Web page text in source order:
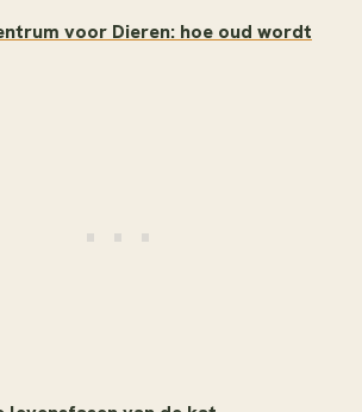
voor Dieren: hoe oud wordt